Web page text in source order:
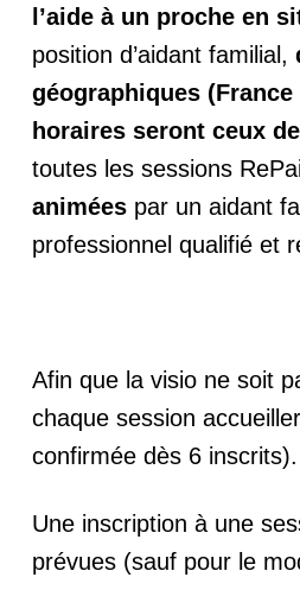
l’aide à un proche en
position d’aidant familial,
géographiques
horaires seront ceux
toutes les sessions
animées par un aidant
professionnel qualifié et
Afin que la visio ne soit
chaque session
confirmée dès 6 inscrits).
Une inscription à une
prévues (sauf pour le